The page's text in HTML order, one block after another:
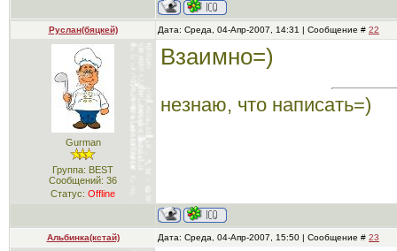
Руслан(бяцкей) Дата: Среда, 04-Апр-2007, 14:31 | Сообщение # 22
Gurman
Группа: BEST
Сообщений: 36
Статус: Offline
Взаимно=)
незнаю, что написать=)
Альбинка(кстай) Дата: Среда, 04-Апр-2007, 15:50 | Сообщение # 23